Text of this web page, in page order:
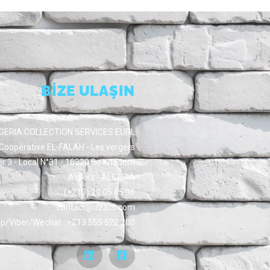
BİZE ULAŞIN
COLLECTION SERVICES EURL
EL-FALAH - Les vergers
3 - Local N°31 - 16330 Bir Khadem
Algiers - ALGERIA
(+213) 20 05 85 96
contact@dzacs.com
Viber/Wechat : +213 555 522 200